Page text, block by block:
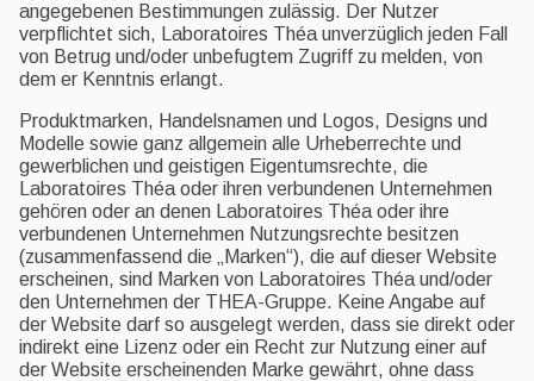
angegebenen Bestimmungen zulässig. Der Nutzer
verpflichtet sich, Laboratoires Théa unverzüglich jeden Fall
von Betrug und/oder unbefugtem Zugriff zu melden, von
dem er Kenntnis erlangt.
Produktmarken, Handelsnamen und Logos, Designs und
Modelle sowie ganz allgemein alle Urheberrechte und
gewerblichen und geistigen Eigentumsrechte, die
Laboratoires Théa oder ihren verbundenen Unternehmen
gehören oder an denen Laboratoires Théa oder ihre
verbundenen Unternehmen Nutzungsrechte besitzen
(zusammenfassend die „Marken“), die auf dieser Website
erscheinen, sind Marken von Laboratoires Théa und/oder
den Unternehmen der THEA-Gruppe. Keine Angabe auf
der Website darf so ausgelegt werden, dass sie direkt oder
indirekt eine Lizenz oder ein Recht zur Nutzung einer auf
der Website erscheinenden Marke gewährt, ohne dass